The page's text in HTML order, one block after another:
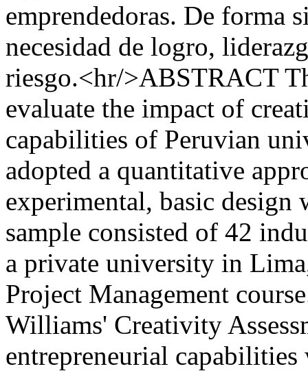
emprendedoras. De forma
necesidad de logro,
riesgo.<hr/>ABSTRACT
evaluate the impact of
capabilities of Peruvian
adopted a quantitative
experimental, basic
sample consisted of 42
a private university in
Project Management
Williams' Creativity
entrepreneurial capabilities